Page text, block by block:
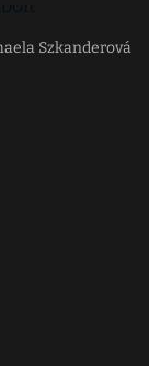
Szkanderová